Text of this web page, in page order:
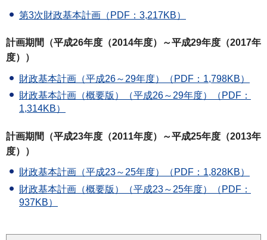
第3次財政基本計画（PDF：3,217KB）
計画期間（平成26年度（2014年度）～平成29年度（2017年
度））
財政基本計画（平成26～29年度）（PDF：1,798KB）
財政基本計画（概要版）（平成26～29年度）（PDF：
1,314KB）
計画期間（平成23年度（2011年度）～平成25年度（2013年
度））
財政基本計画（平成23～25年度）（PDF：1,828KB）
財政基本計画（概要版）（平成23～25年度）（PDF：
937KB）